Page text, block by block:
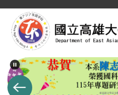
到
內
容
區